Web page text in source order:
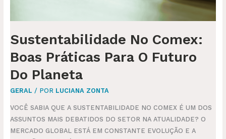
Sustentabilidade No Comex:
Boas Práticas Para O Futuro
Do Planeta
GERAL / POR LUCIANA ZONTA
VOCÊ SABIA QUE A SUSTENTABILIDADE NO COMEX É UM DOS
ASSUNTOS MAIS DEBATIDOS DO SETOR NA ATUALIDADE? O
MERCADO GLOBAL ESTÁ EM CONSTANTE EVOLUÇÃO E A